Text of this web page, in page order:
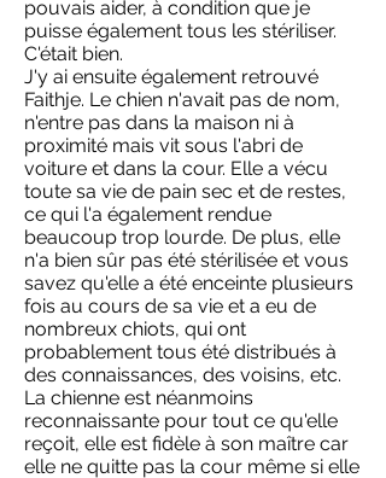
pouvais aider, à condition que je
puisse également tous les stériliser.
C'était bien.
J'y ai ensuite également retrouvé
Faithje. Le chien n'avait pas de nom,
n'entre pas dans la maison ni à
proximité mais vit sous l'abri de
voiture et dans la cour. Elle a vécu
toute sa vie de pain sec et de restes,
ce qui l'a également rendue
beaucoup trop lourde. De plus, elle
n'a bien sûr pas été stérilisée et vous
savez qu'elle a été enceinte plusieurs
fois au cours de sa vie et a eu de
nombreux chiots, qui ont
probablement tous été distribués à
des connaissances, des voisins, etc.
La chienne est néanmoins
reconnaissante pour tout ce qu'elle
reçoit, elle est fidèle à son maître car
elle ne quitte pas la cour même si elle